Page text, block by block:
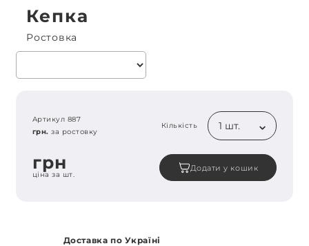
Кепка
Ростовка
Артикул 887
грн. за ростовку
Кількість 1 шт.
грн
ціна за шт.
Додати у кошик
Доставка по Україні